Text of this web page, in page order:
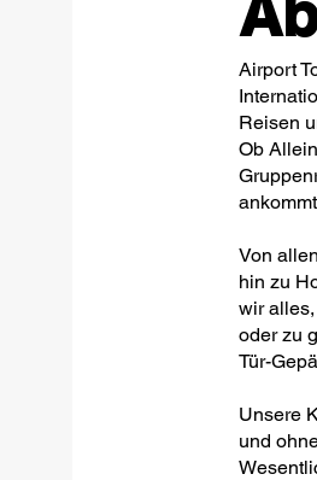
Airport
Reisen
Ob
Von
hin zu
wir
oder zu
Tür-
Unsere
und